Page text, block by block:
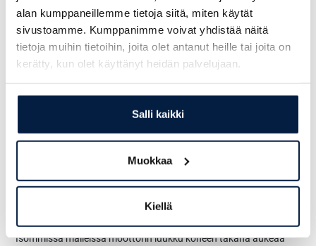
alan kumppaneillemme tietoja siitä, miten käytät
sivustoamme. Kumppanimme voivat yhdistää näitä
tietoja muihin tietoihin, joita olet antanut heille tai joita on
kerätty, kun olet käyttänyt heidän palvelujaan.
Salli kaikki
Muokkaa
Kiellä
Voimansiirron kilpikonna/rusakko-alueen vaihto käy kätevästi
painonapilla, mutta vastuksen kasvaessa esimerkiksi
puskulevytöissä automatiikka huolehtii myös nopeusalueen
tiputtamisesta. Yli neljän tonnin painoisissa kaivukoneissa on
uusittu kuormantunteva hydrauliikka ja muuttuvatilavuuksinen
pumppu. Kahdessa pienemmässä mallissa on tuplapumput.
Kubota ja Yanmar
Mekaanisesti ohjattava Kubota D 170 3 on moottorina mallissa
HX35 ja siitä alaspäin, kun taas suurempien koneiden peltien
alla on sähköohjauksella varustettu Yanmar.Stage V -
malleissa ilman erillisiä pakokaasujen jälkikäsittelylaitteita.
Isommissa malleissa moottorin luukku koneen takana aukeaa